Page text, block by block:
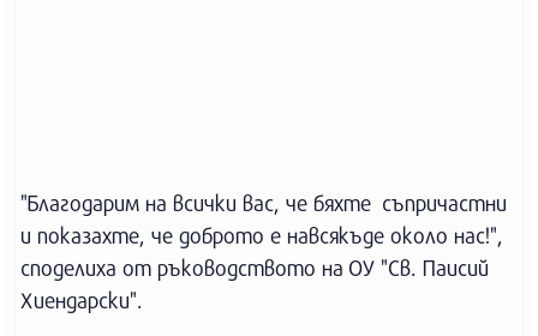
"Благодарим на всички вас, че бяхте съпричастни
и показахте, че доброто е навсякъде около нас!",
споделиха от ръководството на ОУ "Св. Паисий
Хиендарски".